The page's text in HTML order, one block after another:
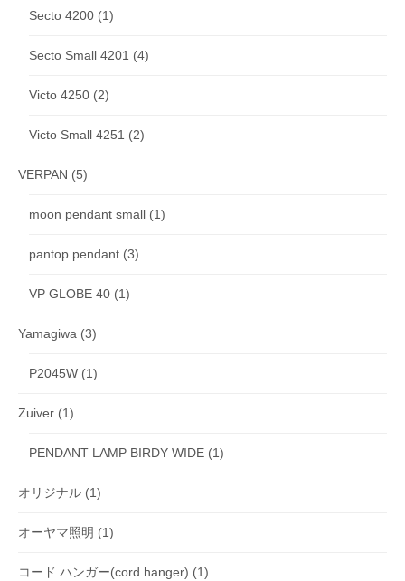
Secto 4200 (1)
Secto Small 4201 (4)
Victo 4250 (2)
Victo Small 4251 (2)
VERPAN (5)
moon pendant small (1)
pantop pendant (3)
VP GLOBE 40 (1)
Yamagiwa (3)
P2045W (1)
Zuiver (1)
PENDANT LAMP BIRDY WIDE (1)
オリジナル (1)
オーヤマ照明 (1)
コード ハンガー(cord hanger) (1)